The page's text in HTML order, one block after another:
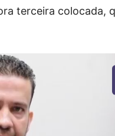
terceira colocada,